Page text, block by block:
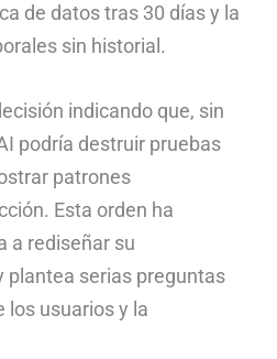
de datos tras 30 días y la
sin historial.
indicando que, sin
podría destruir pruebas
patrones
Esta orden ha
a rediseñar su
plantea serias preguntas
los usuarios y la